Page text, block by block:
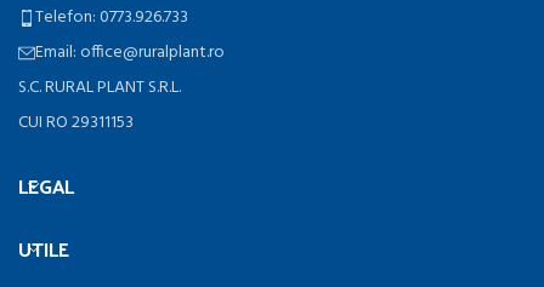
Telefon: 0773.926.733
Email: office@ruralplant.ro
S.C. RURAL PLANT S.R.L.
CUI RO 29311153
LEGAL
UTILE